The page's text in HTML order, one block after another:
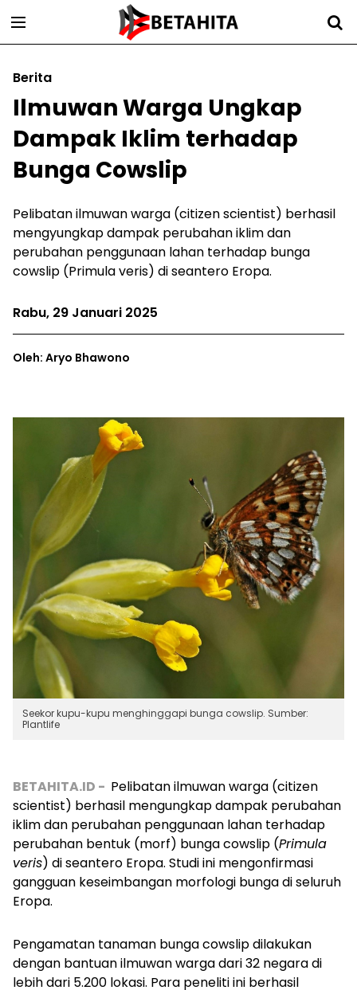
Berita
Ilmuwan Warga Ungkap
Dampak Iklim terhadap
Bunga Cowslip
Pelibatan ilmuwan warga (citizen scientist) berhasil
mengyungkap dampak perubahan iklim dan
perubahan penggunaan lahan terhadap bunga
cowslip (Primula veris) di seantero Eropa.
Rabu, 29 Januari 2025
Oleh: Aryo Bhawono
Seekor kupu-kupu menghinggapi bunga cowslip. Sumber:
Plantlife
BETAHITA.ID - Pelibatan ilmuwan warga (citizen
scientist) berhasil mengungkap dampak perubahan
iklim dan perubahan penggunaan lahan terhadap
perubahan bentuk (morf) bunga cowslip (Primula
veris) di seantero Eropa. Studi ini mengonfirmasi
gangguan keseimbangan morfologi bunga di seluruh
Eropa.
Pengamatan tanaman bunga cowslip dilakukan
dengan bantuan ilmuwan warga dari 32 negara di
lebih dari 5.200 lokasi. Para peneliti ini berhasil